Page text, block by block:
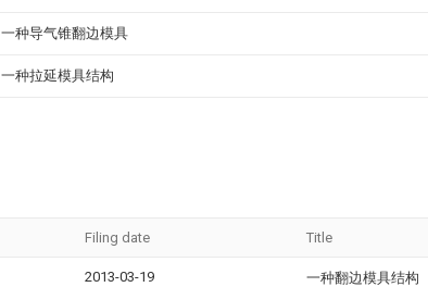
一种导气锥翻边模具
一种拉延模具结构
Filing date Title
2013-03-19 一种翻边模具结构